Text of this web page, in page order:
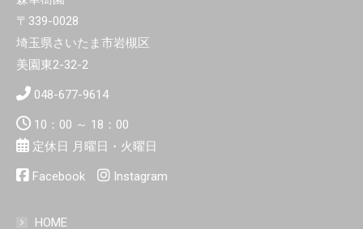
〒339-0028
埼玉県さいたま市岩槻区
美園東2-32-2
048-677-9614
10：00 ～ 18：00
定休日 月曜日・火曜日
Facebook Instagram
HOME